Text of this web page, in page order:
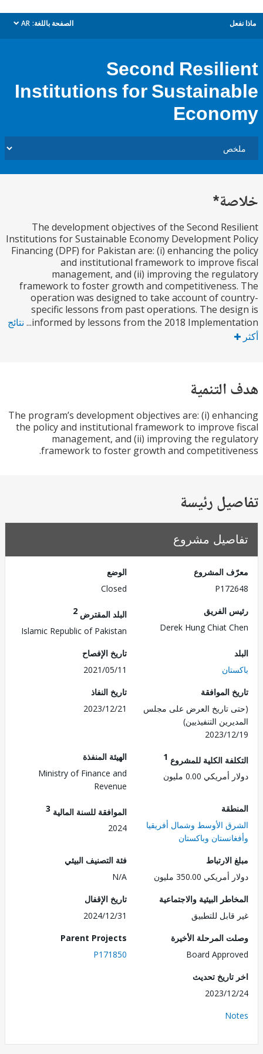
الصفحة باللغة: AR
dropdown
Second
Institutions for
The development objectives of the Second
Institutions for Sustainable Economy Development
Financing (DPF) for Pakistan are: (i) enhancing the
and institutional framework to
management, and (ii) improving the
framework to foster growth and
operation was designed to take account of
specific lessons from past operations. The
informed by lessons from the 2018 نتائج
The program’s development objectives are: (i)
the policy and institutional framework to
management, and (ii) improving the
framework to foster growth and
رئيسة
مشروع
المشروع
الفريق
Derek Hung Chiat
البلد المقترض
Islamic Republic of Pakistan
تاريخ الإفصاح
2021/05/11
الموافقة
تاريخ العرض على مجلس
التنفيذيين)
2023/
تاريخ النفاذ
2023/12/21
الكلية للمشروع1
0.00 مليون
الهيئة المنفذة
Ministry of Finance and
Revenue
الأوسط وشمال أفريقيا
وباكستان
الموافقة للسنة المالية3
2024
350.00 مليون
فئة التصنيف البيئي
N/A
البيئية والاجتماعية
للتطبيق
تاريخ الإقفال
2024/12/31
المرحلة الأخيرة
Board
Parent Projects
P171850
تحديث
2023/